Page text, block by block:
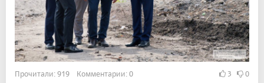
Прочитали: 919 Комментарии: 0 3 0